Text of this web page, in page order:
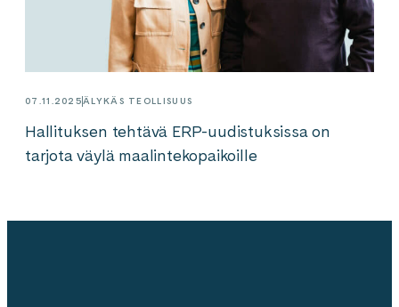
07.11.2025ÄLYKÄS TEOLLISUUS
Hallituksen tehtävä ERP-uudistuksissa on
tarjota väylä maalintekopaikoille